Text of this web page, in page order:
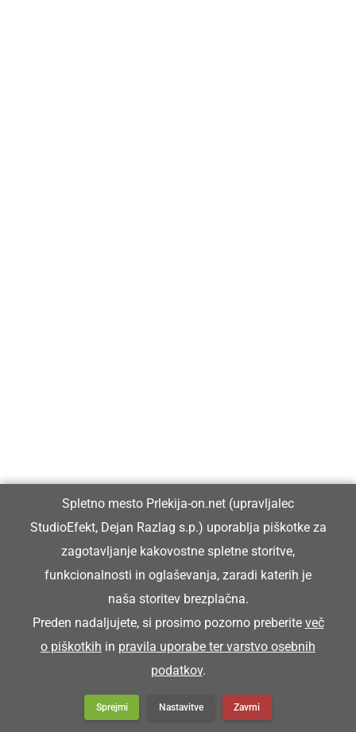
Spletno mesto Prlekija-on.net (upravljalec
StudioEfekt, Dejan Razlag s.p.) uporablja piškotke za
zagotavljanje kakovostne spletne storitve,
funkcionalnosti in oglaševanja, zaradi katerih je
naša storitev brezplačna.
Preden nadaljujete, si prosimo pozorno preberite več
o piškotkih in pravila uporabe ter varstvo osebnih
podatkov.
Sprejmi Nastavitve Zavrni